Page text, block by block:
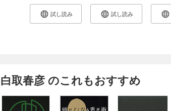
試し読み 試し読み
白取春彦 のこれもおすすめ